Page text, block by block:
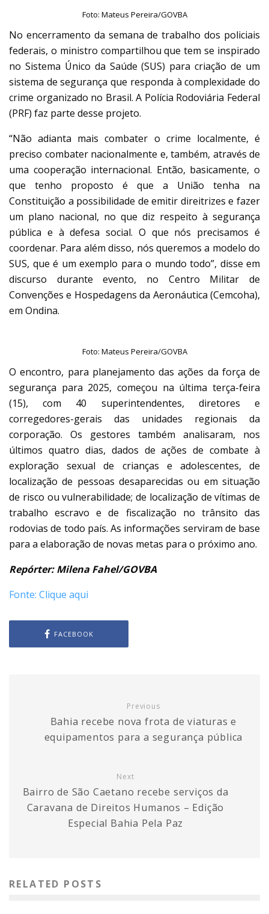
Foto: Mateus Pereira/GOVBA
No encerramento da semana de trabalho dos policiais
federais, o ministro compartilhou que tem se inspirado
no Sistema Único da Saúde (SUS) para criação de um
sistema de segurança que responda à complexidade do
crime organizado no Brasil. A Polícia Rodoviária Federal
(PRF) faz parte desse projeto.
“Não adianta mais combater o crime localmente, é
preciso combater nacionalmente e, também, através de
uma cooperação internacional. Então, basicamente, o
que tenho proposto é que a União tenha na
Constituição a possibilidade de emitir direitrizes e fazer
um plano nacional, no que diz respeito à segurança
pública e à defesa social. O que nós precisamos é
coordenar. Para além disso, nós queremos a modelo do
SUS, que é um exemplo para o mundo todo”, disse em
discurso durante evento, no Centro Militar de
Convenções e Hospedagens da Aeronáutica (Cemcoha),
em Ondina.
Foto: Mateus Pereira/GOVBA
O encontro, para planejamento das ações da força de
segurança para 2025, começou na última terça-feira
(15), com 40 superintendentes, diretores e
corregedores-gerais das unidades regionais da
corporação. Os gestores também analisaram, nos
últimos quatro dias, dados de ações de combate à
exploração sexual de crianças e adolescentes, de
localização de pessoas desaparecidas ou em situação
de risco ou vulnerabilidade; de localização de vítimas de
trabalho escravo e de fiscalização no trânsito das
rodovias de todo país. As informações serviram de base
para a elaboração de novas metas para o próximo ano.
Repórter: Milena Fahel/GOVBA
Fonte: Clique aqui
FACEBOOK
Previous
Bahia recebe nova frota de viaturas e
equipamentos para a segurança pública
Next
Bairro de São Caetano recebe serviços da
Caravana de Direitos Humanos – Edição
Especial Bahia Pela Paz
RELATED POSTS